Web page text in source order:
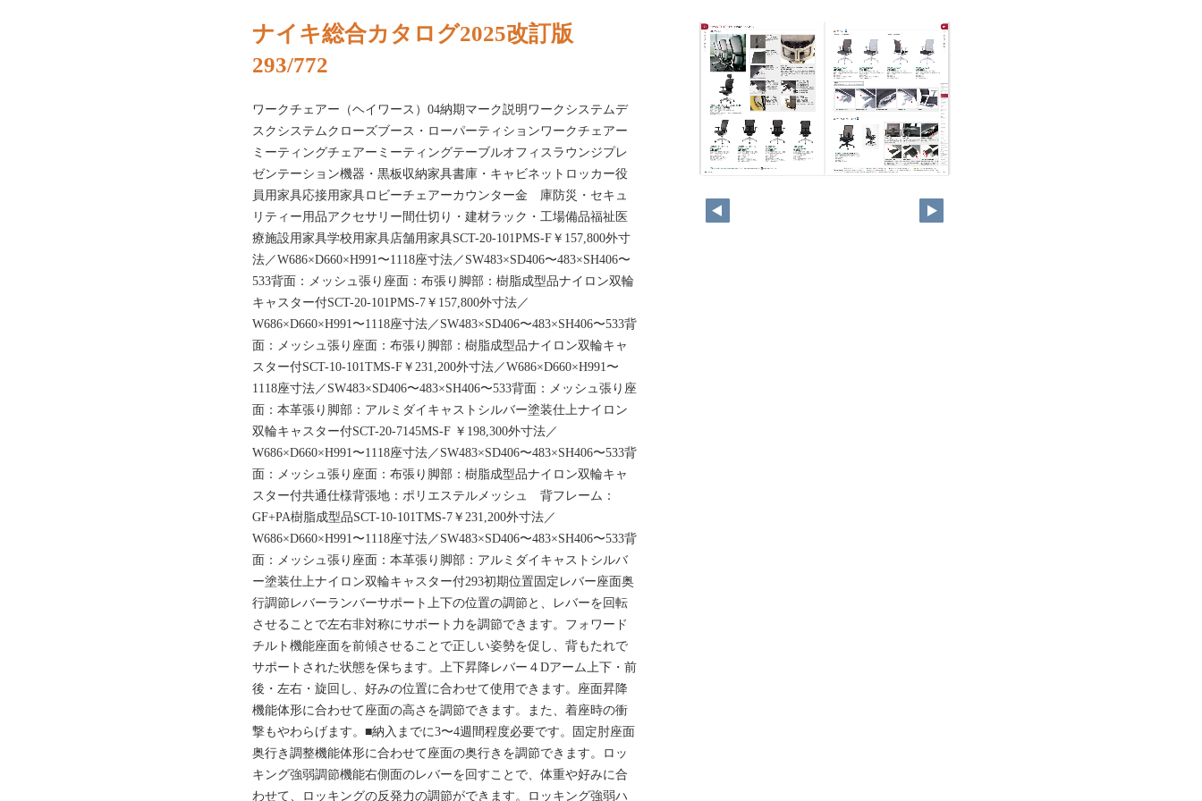
ナイキ総合カタログ2025改訂版
293/772
ワークチェアー（ヘイワース）04納期マーク説明ワークシステムデ
スクシステムクローズブース・ローパーティションワークチェアー
ミーティングチェアーミーティングテーブルオフィスラウンジプレ
ゼンテーション機器・黒板収納家具書庫・キャビネットロッカー役
員用家具応接用家具ロビーチェアーカウンター金 庫防災・セキュ
リティー用品アクセサリー間仕切り・建材ラック・工場備品福祉医
療施設用家具学校用家具店舗用家具SCT-20-101PMS-F￥157,800外寸
法／W686×D660×H991〜1118座寸法／SW483×SD406〜483×SH406〜
533背面：メッシュ張り座面：布張り脚部：樹脂成型品ナイロン双輪
キャスター付SCT-20-101PMS-7￥157,800外寸法／
W686×D660×H991〜1118座寸法／SW483×SD406〜483×SH406〜533背
面：メッシュ張り座面：布張り脚部：樹脂成型品ナイロン双輪キャ
スター付SCT-10-101TMS-F￥231,200外寸法／W686×D660×H991〜
1118座寸法／SW483×SD406〜483×SH406〜533背面：メッシュ張り座
面：本革張り脚部：アルミダイキャストシルバー塗装仕上ナイロン
双輪キャスター付SCT-20-7145MS-F ￥198,300外寸法／
W686×D660×H991〜1118座寸法／SW483×SD406〜483×SH406〜533背
面：メッシュ張り座面：布張り脚部：樹脂成型品ナイロン双輪キャ
スター付共通仕様背張地：ポリエステルメッシュ 背フレーム：
GF+PA樹脂成型品SCT-10-101TMS-7￥231,200外寸法／
W686×D660×H991〜1118座寸法／SW483×SD406〜483×SH406〜533背
面：メッシュ張り座面：本革張り脚部：アルミダイキャストシルバ
ー塗装仕上ナイロン双輪キャスター付293初期位置固定レバー座面奥
行調節レバーランバーサポート上下の位置の調節と、レバーを回転
させることで左右非対称にサポート力を調節できます。フォワード
チルト機能座面を前傾させることで正しい姿勢を促し、背もたれで
サポートされた状態を保ちます。上下昇降レバー４Dアーム上下・前
後・左右・旋回し、好みの位置に合わせて使用できます。座面昇降
機能体形に合わせて座面の高さを調節できます。また、着座時の衝
撃もやわらげます。■納入までに3〜4週間程度必要です。固定肘座面
奥行き調整機能体形に合わせて座面の奥行きを調節できます。ロッ
キング強弱調節機能右側面のレバーを回すことで、体重や好みに合
わせて、ロッキングの反発力の調節ができます。ロッキング強弱ハ